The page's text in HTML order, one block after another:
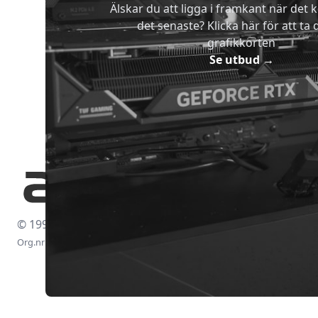
Älskar du att ligga i framkant när det
det senaste? Klicka här för att ta
grafikkorten
Se utbud→
© 1997-2026
Org.nr: 556438-4260